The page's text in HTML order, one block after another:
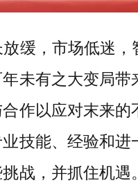
缓，市场低迷，
未有之大变局带
作以应对末来的
技能、经验和进
战，并抓住机遇